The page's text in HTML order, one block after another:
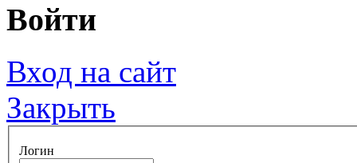
Войти
Вход на сайт
Закрыть
Логин